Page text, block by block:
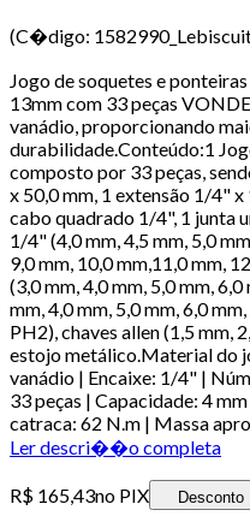
(C�digo:
Jogo de soquetes e
13mm com 33 peças
vanádio, proporcionando
durabilidade.Conteúdo:1
composto por 33 peças,
x 50,0 mm, 1 extensão 1/4"
cabo quadrado 1/4", 1 junta
1/4" (4,0 mm, 4,5 mm, 5,0
9,0 mm, 10,0 mm,11,0 mm,
(3,0 mm, 4,0 mm, 5,0 mm,
mm, 4,0 mm, 5,0 mm, 6,0
PH2), chaves allen (1,5 mm,
estojo metálico.Material do
vanádio | Encaixe: 1/4" |
33 peças | Capacidade: 4
catraca: 62 N.m | Massa
Ler descri��o completa
R$ 165,43no PIX Desconto